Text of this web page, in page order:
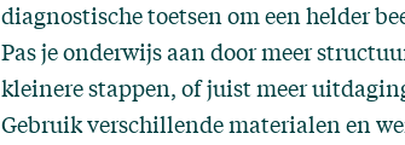
diagnostische toetsen om een helder
Pas je onderwijs aan door meer
kleinere stappen, of juist meer
Gebruik verschillende materialen en